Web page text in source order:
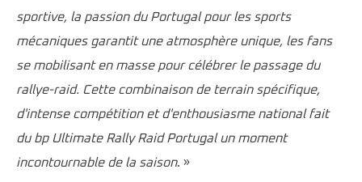
sportive, la passion du Portugal pour les sports
mécaniques garantit une atmosphère unique, les fans
se mobilisant en masse pour célébrer le passage du
rallye-raid. Cette combinaison de terrain spécifique,
d'intense compétition et d'enthousiasme national fait
du bp Ultimate Rally Raid Portugal un moment
incontournable de la saison. »